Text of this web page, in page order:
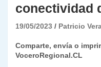
conectividad
19/05/2023 Patricio
Comparte, envía o
VoceroRegional.CL